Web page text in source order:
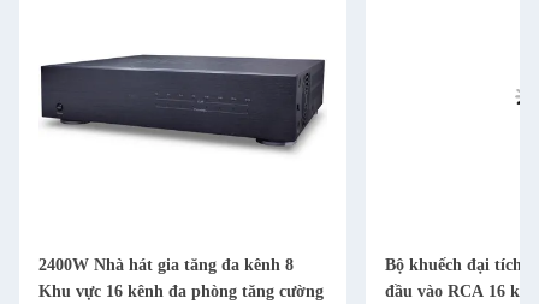
2400W Nhà hát gia tăng đa kênh 8
Khu vực 16 kênh đa phòng tăng cường
Bộ khuếch đại tích
đầu vào RCA 16